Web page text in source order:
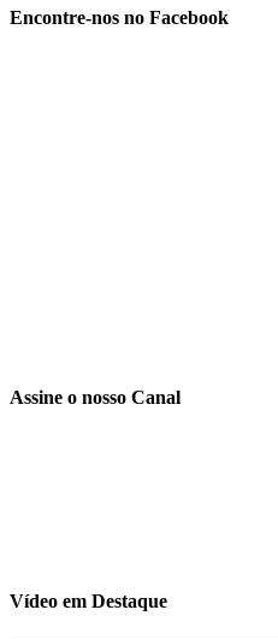
Encontre-nos no Facebook
Assine o nosso Canal
Vídeo em Destaque